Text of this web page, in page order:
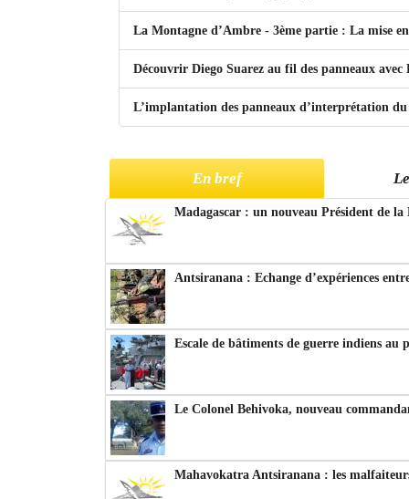
La Montagne d’Ambre - 3ème partie : La mise
Découvrir Diego Suarez au fil des panneaux avec
L’implantation des panneaux d’interprétation
En bref
Madagascar : un nouveau Président de
Antsiranana : Echange d’expériences
Escale de bâtiments de guerre indiens au
Le Colonel Behivoka, nouveau
Mahavokatra Antsiranana : les